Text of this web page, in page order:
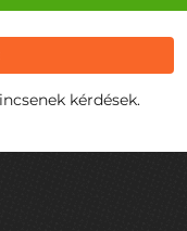
kérdések.